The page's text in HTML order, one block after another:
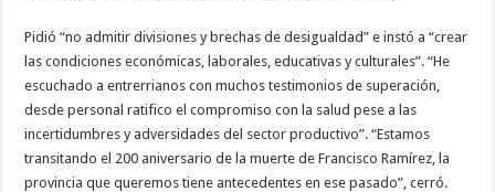
Pidió “no admitir divisiones y brechas de desigualdad” e instó a “crear
las condiciones económicas, laborales, educativas y culturales”. “He
escuchado a entrerrianos con muchos testimonios de superación,
desde personal ratifico el compromiso con la salud pese a las
incertidumbres y adversidades del sector productivo”. “Estamos
transitando el 200 aniversario de la muerte de Francisco Ramírez, la
provincia que queremos tiene antecedentes en ese pasado”, cerró.